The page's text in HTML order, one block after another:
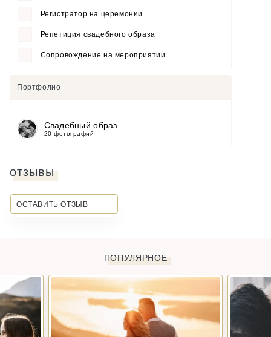
Регистратор на церемонии
Репетиция свадебного образа
Сопровождение на мероприятии
Портфолио
Свадебный образ
20 фотографий
отзывы
ОСТАВИТЬ ОТЗЫВ
ПОПУЛЯРНОЕ